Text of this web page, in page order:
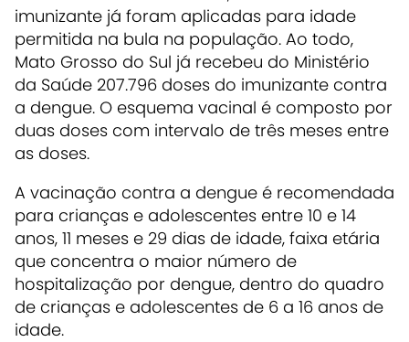
imunizante já foram aplicadas para idade
permitida na bula na população. Ao todo,
Mato Grosso do Sul já recebeu do Ministério
da Saúde 207.796 doses do imunizante contra
a dengue. O esquema vacinal é composto por
duas doses com intervalo de três meses entre
as doses.
A vacinação contra a dengue é recomendada
para crianças e adolescentes entre 10 e 14
anos, 11 meses e 29 dias de idade, faixa etária
que concentra o maior número de
hospitalização por dengue, dentro do quadro
de crianças e adolescentes de 6 a 16 anos de
idade.